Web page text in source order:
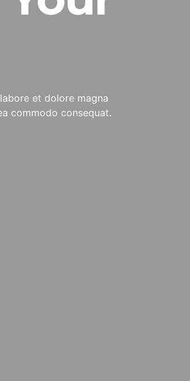
et dolore magna
commodo consequat.